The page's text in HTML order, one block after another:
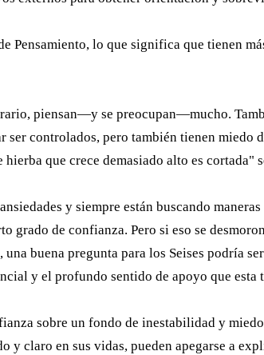
Pensamiento, lo que significa que tienen
piensan—y se preocupan—mucho.
ser controlados, pero también tienen
que crece demasiado alto es cortada"
y siempre están buscando
grado de confianza. Pero si eso se
buena pregunta para los Seises podría
y el profundo sentido de apoyo que
sobre un fondo de inestabilidad y
y claro en sus vidas, pueden apegarse a